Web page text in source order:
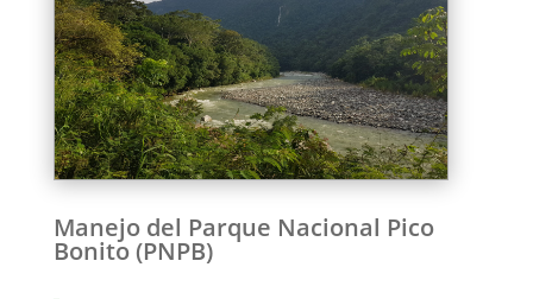
Manejo del Parque Nacional Pico
Bonito (PNPB)